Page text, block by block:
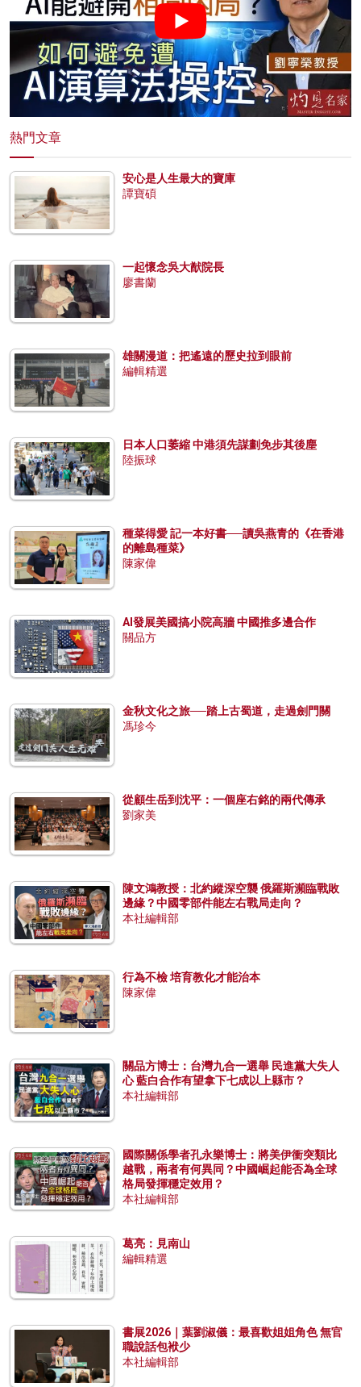
熱門文章
安心是人生最大的寶庫
譚寶碩
一起懷念吳大猷院長
廖書蘭
雄關漫道：把遙遠的歷史拉到眼前
編輯精選
日本人口萎縮 中港須先謀劃免步其後塵
陸振球
種菜得愛 記一本好書──讀吳燕青的《在香港
的離島種菜》
陳家偉
AI發展美國搞小院高牆 中國推多邊合作
關品方
金秋文化之旅──踏上古蜀道，走過劍門關
馮珍今
從顧生岳到沈平：一個座右銘的兩代傳承
劉家美
陳文鴻教授：北約縱深空襲 俄羅斯瀕臨戰敗
邊緣？中國零部件能左右戰局走向？
本社編輯部
行為不檢 培育教化才能治本
陳家偉
關品方博士：台灣九合一選舉 民進黨大失人
心 藍白合作有望拿下七成以上縣市？
本社編輯部
國際關係學者孔永樂博士：將美伊衝突類比
越戰，兩者有何異同？中國崛起能否為全球
格局發揮穩定效用？
本社編輯部
葛亮：見南山
編輯精選
書展2026｜葉劉淑儀：最喜歡姐姐角色 無官
職說話包袱少
本社編輯部